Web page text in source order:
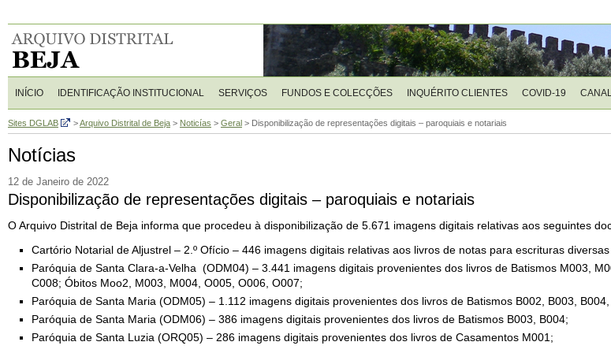
INÍCIO IDENTIFICAÇÃO INSTITUCIONAL SERVIÇOS FUNDOS E COLECÇÕES INQUÉRITO CLIENTES COVID-19
Sites DGLAB >Arquivo Distrital de Beja > Noticías > Geral > Disponibilização de representações digitais – paroquiais e notariais
Notícias
12 de Janeiro de 2022
Disponibilização de representações digitais – paroquiais e notariais
O Arquivo Distrital de Beja informa que procedeu à disponibilização de 5.671 imagens digitais relativas aos seguintes
Cartório Notarial de Aljustrel – 2.º Ofício – 446 imagens digitais relativas aos livros de notas para escrituras
Paróquia de Santa Clara-a-Velha (ODM04) – 3.441 imagens digitais provenientes dos livros de Batismos M003,
C008; Óbitos Moo2, M003, M004, O005, O006, O007;
Paróquia de Santa Maria (ODM05) – 1.112 imagens digitais provenientes dos livros de Batismos B002, B003,
Paróquia de Santa Maria (ODM06) – 386 imagens digitais provenientes dos livros de Batismos B003, B004;
Paróquia de Santa Luzia (ORQ05) – 286 imagens digitais provenientes dos livros de Casamentos M001;